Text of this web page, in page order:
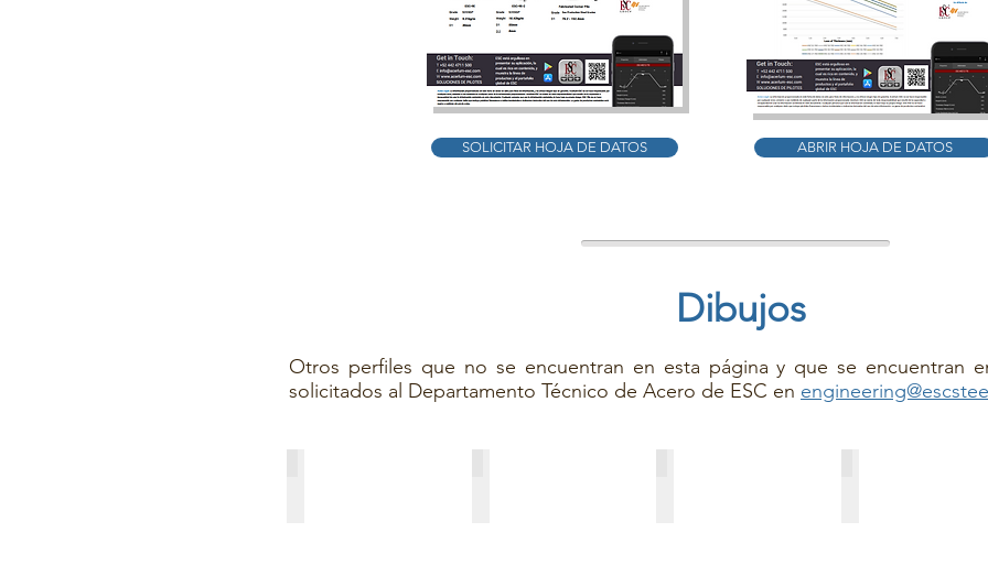
SOLICITAR HOJA DE DATOS ABRIR HOJA DE DATOS
Dibujos
Otros perfiles que no se encuentran en esta página y que se encuentran
solicitados al Departamento Técnico de Acero de ESC en